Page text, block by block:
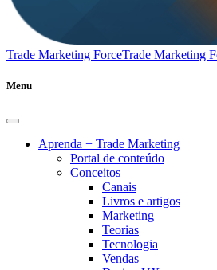
Trade Marketing ForceTrade Marketing
Menu
Aprenda + Trade Marketing
Portal de conteúdo
Conceitos
Canais
Livros e artigos
Marketing
Teorias
Tecnologia
Vendas